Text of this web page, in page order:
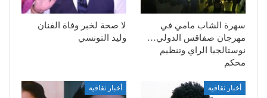
سهرة الشاب مامي في
مهرجان صفاقس الدولي…
نوستالجيا الراي وتنظيم
محكم
لا صحة لخبر وفاة الفنان
وليد التونسي
أخبار ثقافية أخبار ثقافية